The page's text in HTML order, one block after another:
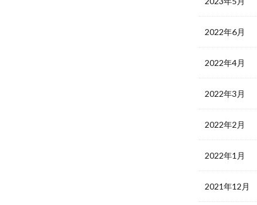
2022年6月
2022年4月
2022年3月
2022年2月
2022年1月
2021年12月